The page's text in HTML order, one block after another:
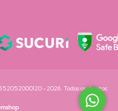
- 2026. Todos os direitos